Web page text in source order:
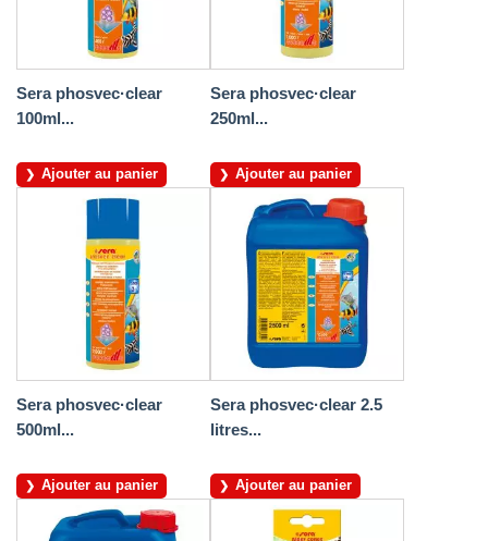
Sera phosvec·clear
100ml...
Ajouter au panier
Sera phosvec·clear
250ml...
Ajouter au panier
Sera phosvec·clear
500ml...
Ajouter au panier
Sera phosvec·clear 2.5
litres...
Ajouter au panier